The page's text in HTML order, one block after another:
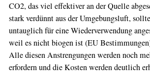
CO2, das viel effektiver an der Quelle
stark verdünnt aus der Umgebungsluft,
untauglich für eine Wiederverwendung
weil es nicht biogen ist (EU
Alle diesen Anstrengungen werden noch
erfordern und die Kosten werden deutlich